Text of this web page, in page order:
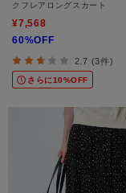
クフレアロングスカート
¥7,568
60%OFF
2.7 (3件)
さらに10%OFF